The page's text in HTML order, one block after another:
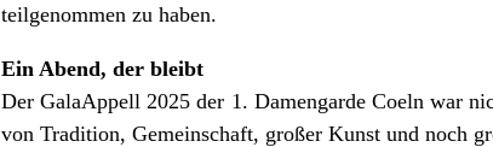
teilgenommen zu haben.
Ein Abend, der bleibt
Der GalaAppell 2025 der 1. Damengarde Coeln war
von Tradition, Gemeinschaft, großer Kunst und noch